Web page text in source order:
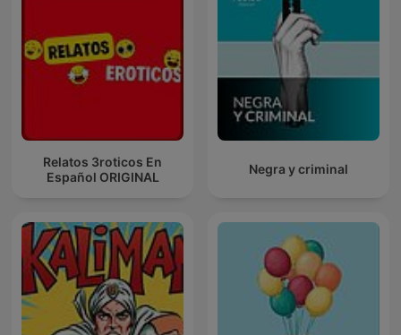
Relatos 3roticos En
Español ORIGINAL
Negra y criminal